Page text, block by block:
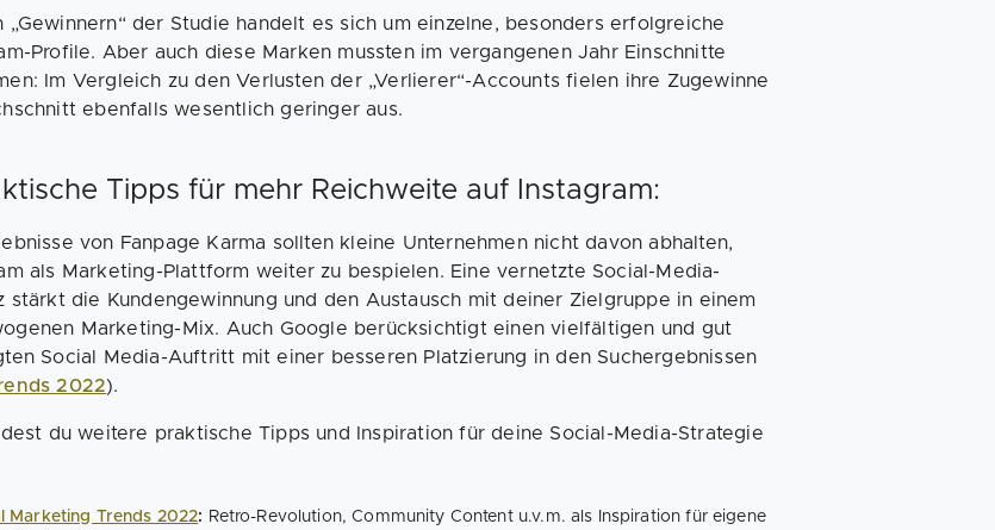
„Gewinnern“ der Studie handelt es sich um einzelne, besonders erfolgreiche
Profile. Aber auch diese Marken mussten im vergangenen Jahr Einschnitte
Im Vergleich zu den Verlusten der „Verlierer“-Accounts fielen ihre Zugewinne
ebenfalls wesentlich geringer aus.
Tipps für mehr Reichweite auf Instagram:
von Fanpage Karma sollten kleine Unternehmen nicht davon abhalten,
als Marketing-Plattform weiter zu bespielen. Eine vernetzte Social-Media-
stärkt die Kundengewinnung und den Austausch mit deiner Zielgruppe in einem
Marketing-Mix. Auch Google berücksichtigt einen vielfältigen und gut
Social Media-Auftritt mit einer besseren Platzierung in den Suchergebnissen
2022).
du weitere praktische Tipps und Inspiration für deine Social-Media-Strategie
Marketing Trends 2022: Retro-Revolution, Community Content u.v.m. als Inspiration für eigene